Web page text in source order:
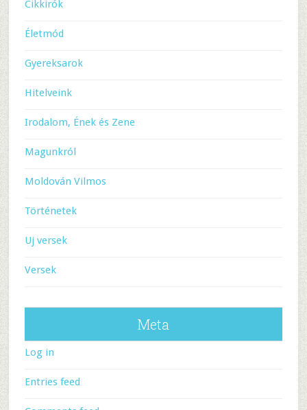
Cikkirók
Életmód
Gyereksarok
Hitelveink
Irodalom, Ének és Zene
Magunkról
Moldován Vilmos
Történetek
Uj versek
Versek
Meta
Log in
Entries feed